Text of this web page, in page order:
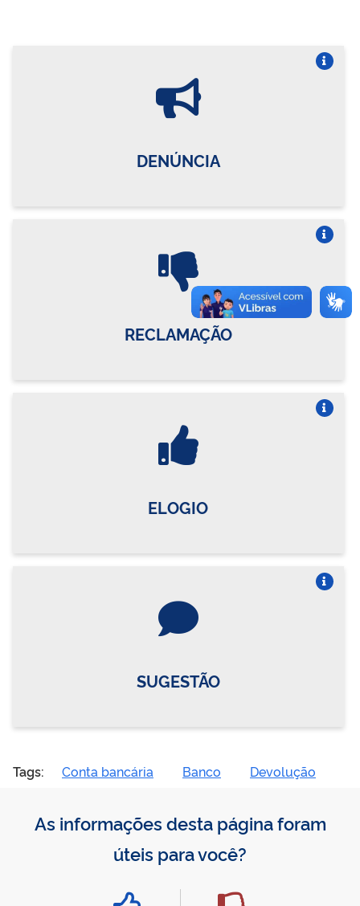
DENÚNCIA
RECLAMAÇÃO
ELOGIO
SUGESTÃO
Tags: Conta bancária Banco Devolução
As informações desta página foram
úteis para você?